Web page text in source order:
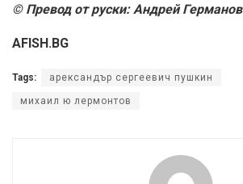
© Превод от руски: Андрей Германов
AFISH.BG
Tags: арександър сергеевич пушкин
михаил ю лермонтов